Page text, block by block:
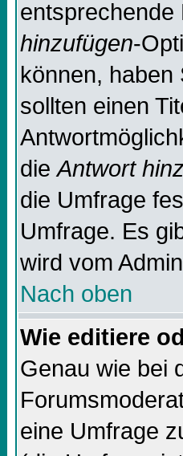
hinzufügen-
können, haben
sollten einen
dieAntwort
die Umfrage
Umfrage. Es
wird vom
Nach oben
Wie editiere
Genau wie bei
eine Umfrage